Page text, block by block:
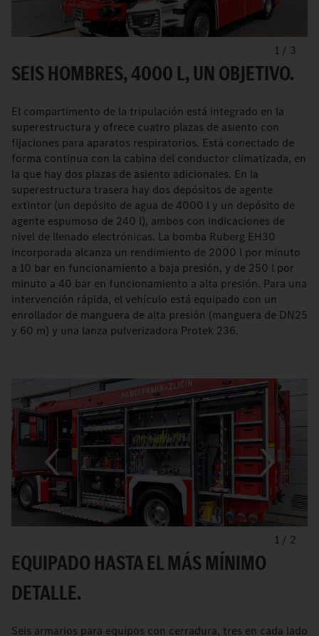
1 / 3
SEIS HOMBRES, 4000 L, UN OBJETIVO.
El compartimento de la tripulación está integrado en la
superestructura y ofrece cuatro plazas de asiento con
fijaciones para aparatos respiratorios. Está conectado de
forma continua con la cabina del conductor climatizada, en
la que hay dos plazas de asiento adicionales. En la
superestructura trasera hay dos depósitos de agente
extintor (un depósito de agua de 4000 l y un depósito de
agente espumoso de 240 l), ambos con indicaciones de
nivel de llenado electrónicas. La bomba Ruberg EH30
incorporada alcanza un rendimiento de 2000 l por minuto
a 10 bar en funcionamiento a baja presión, y de 250 l por
minuto a 40 bar en funcionamiento a alta presión. Para una
intervención rápida, el vehículo está equipado con un
enrollador de manguera de alta presión (manguera de DN25
y 60 m) y una lanza pulverizadora Protek 236.
1 / 2
EQUIPADO HASTA EL MÁS MÍNIMO
DETALLE.
Seis armarios para equipos con cerradura, tres en cada lado